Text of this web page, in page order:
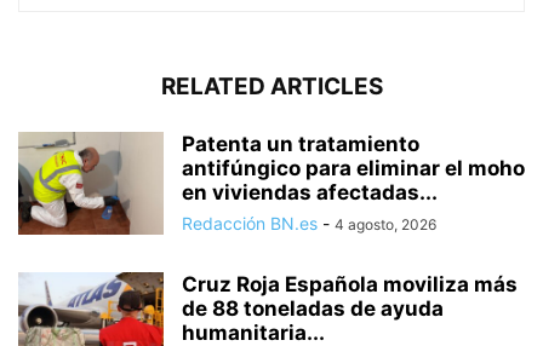
RELATED ARTICLES
Patenta un tratamiento
antifúngico para eliminar el moho
en viviendas afectadas...
Redacción BN.es - 4 agosto, 2026
Cruz Roja Española moviliza más
de 88 toneladas de ayuda
humanitaria...